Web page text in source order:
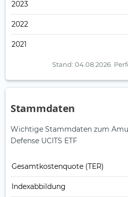
2023
2022
2021
Stand: 04.08.2026.
Stammdaten
Wichtige Stammdaten zum
Defense UCITS ETF
Gesamt­kosten­quote (TER)
Index­abbildung